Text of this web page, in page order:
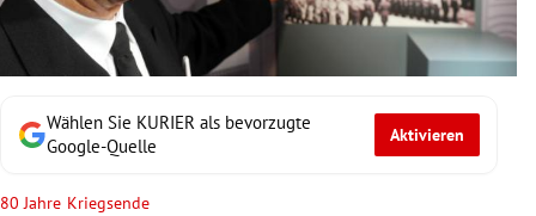
Untermenü
Untermenü
Wählen Sie KURIER als bevorzugte
Google-Quelle
Aktivieren
80 Jahre Kriegsende